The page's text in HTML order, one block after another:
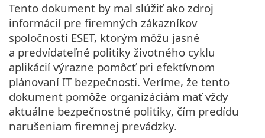
Tento dokument by mal slúžiť ako zdroj
informácií pre firemných zákazníkov
spoločnosti ESET, ktorým môžu jasné
a predvídateľné politiky životného cyklu
aplikácií výrazne pomôcť pri efektívnom
plánovaní IT bezpečnosti. Veríme, že tento
dokument pomôže organizáciám mať vždy
aktuálne bezpečnostné politiky, čím predídu
narušeniam firemnej prevádzky.